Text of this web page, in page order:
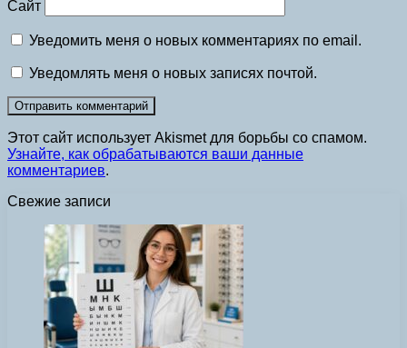
Сайт
Уведомить меня о новых комментариях по email.
Уведомлять меня о новых записях почтой.
Этот сайт использует Akismet для борьбы со спамом.
Узнайте, как обрабатываются ваши данные
комментариев.
Свежие записи